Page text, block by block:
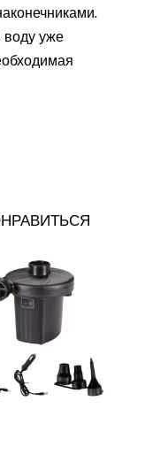
воду уже